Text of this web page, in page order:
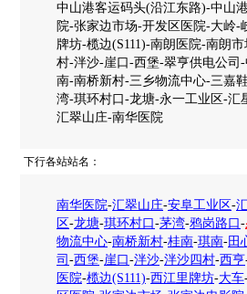
中山港客运码头(沿江东路)-中山
院-张家边市场-开发区医院-大岭
牌坊-榄边(S111)-南朗医院-南朗
村-泮沙-崖口-西堡-翠亨供电公
南-南桥新村-三乡物流中心-三嘉
湾-琪环村口-龙塘-永一工业区-汇
汇翠山庄-南华医院
下行各站站名：
南华医院-汇翠山庄-安阜工业区-
区-龙塘-琪环村口 -茅湾-鸦岗路口 -
物流中心-南桥新村-桂南-琪南-田
司 -西堡-崖口 -泮沙-泮沙四村-西亨
医院-榄边(S111)-西江里牌坊-大车